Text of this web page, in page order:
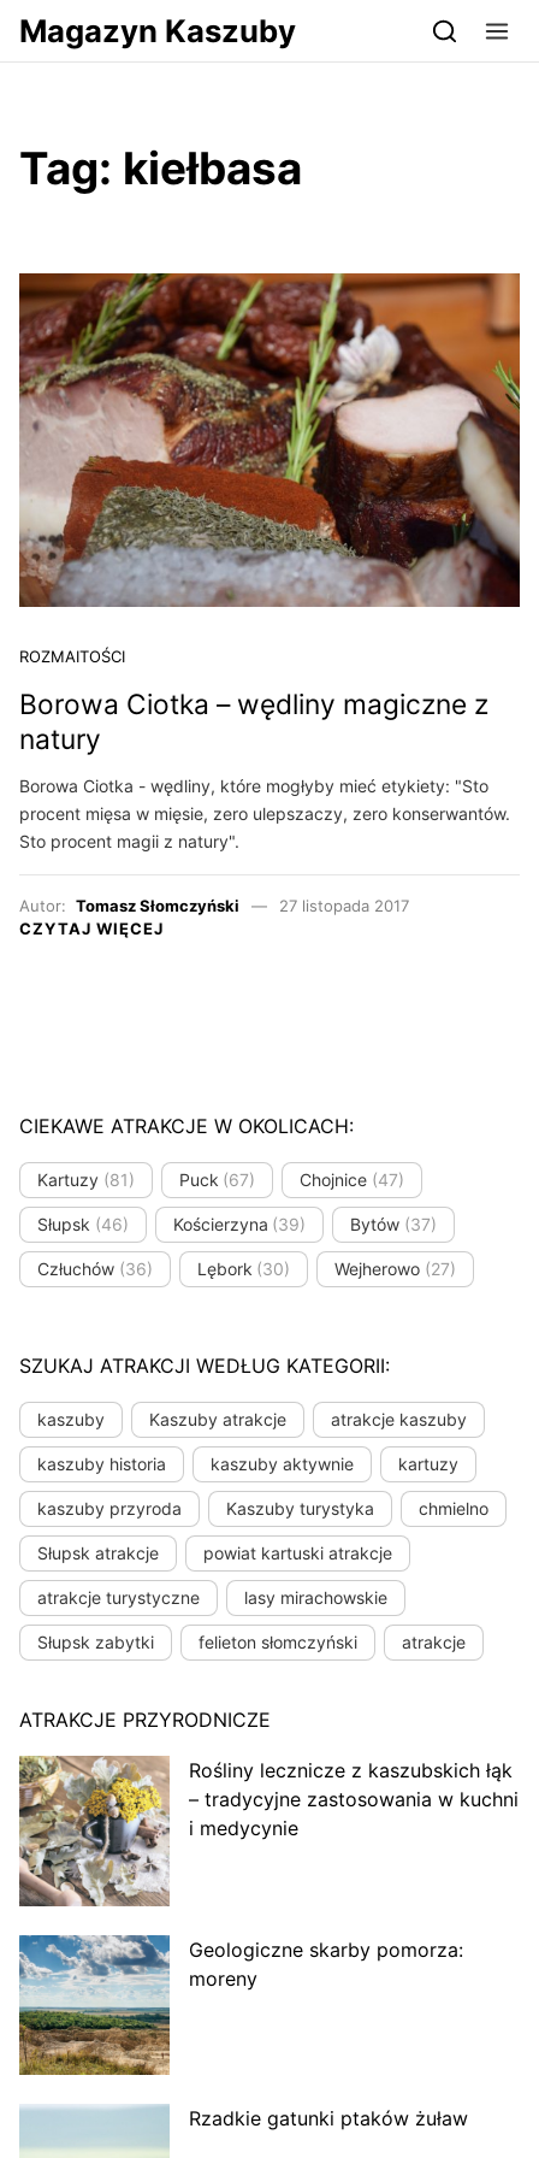
Przejdź do serwisu magazynkaszuby.pl
Magazyn Kaszuby
Tag: kiełbasa
ROZMAITOŚCI
Borowa Ciotka – wędliny magiczne z
natury
Borowa Ciotka - wędliny, które mogłyby mieć etykiety: "Sto
procent mięsa w mięsie, zero ulepszaczy, zero konserwantów.
Sto procent magii z natury".
Autor: Tomasz Słomczyński
27 listopada 2017
CZYTAJ WIĘCEJ
CIEKAWE ATRAKCJE W OKOLICACH:
Kartuzy (81) Puck (67) Chojnice (47)
Słupsk (46) Kościerzyna (39) Bytów (37)
Człuchów (36) Lębork (30) Wejherowo (27)
SZUKAJ ATRAKCJI WEDŁUG KATEGORII:
kaszuby Kaszuby atrakcje atrakcje kaszuby
kaszuby historia kaszuby aktywnie kartuzy
kaszuby przyroda Kaszuby turystyka chmielno
Słupsk atrakcje powiat kartuski atrakcje
atrakcje turystyczne lasy mirachowskie
Słupsk zabytki felieton słomczyński atrakcje
ATRAKCJE PRZYRODNICZE
Rośliny lecznicze z kaszubskich łąk
– tradycyjne zastosowania w kuchni
i medycynie
Geologiczne skarby pomorza:
moreny
Rzadkie gatunki ptaków żuław